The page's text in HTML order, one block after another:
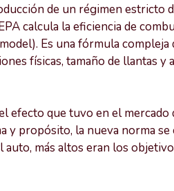
de un régimen estricto
calcula la eficiencia de
Es una fórmula compleja
físicas, tamaño de llantas y
efecto que tuvo en el mercado
y propósito, la nueva norma se
auto, más altos eran los